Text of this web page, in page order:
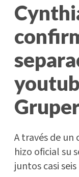
A través de
hizo oficial su
juntos casi